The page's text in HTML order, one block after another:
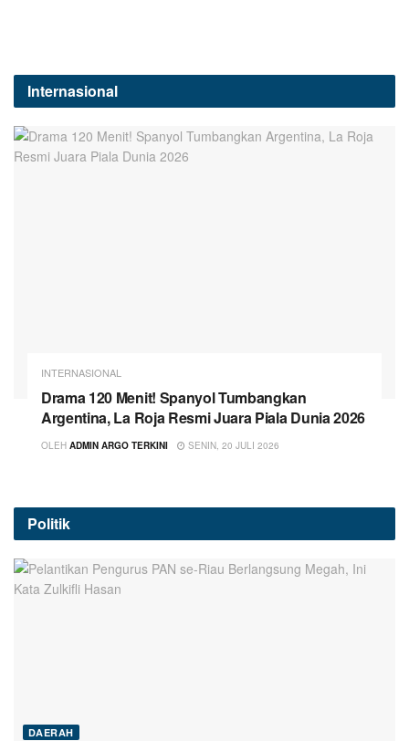
Internasional
INTERNASIONAL
Drama 120 Menit! Spanyol Tumbangkan
Argentina, La Roja Resmi Juara Piala Dunia 2026
OLEH ADMIN ARGO TERKINI SENIN, 20 JULI 2026
Politik
DAERAH